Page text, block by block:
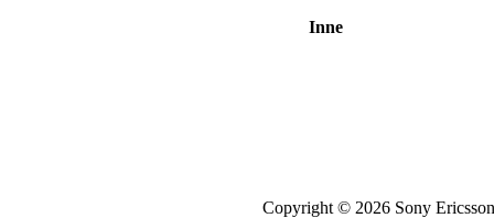
Inne
Copyright © 2026 Sony